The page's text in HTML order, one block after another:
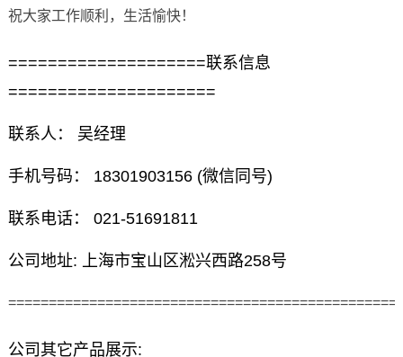
祝大家工作顺利，生活愉快！
====================联系信息
=====================
联系人： 吴经理
手机号码： 18301903156 (微信同号)
联系电话： 021-51691811
公司地址: 上海市宝山区淞兴西路258号
公司其它产品展示: